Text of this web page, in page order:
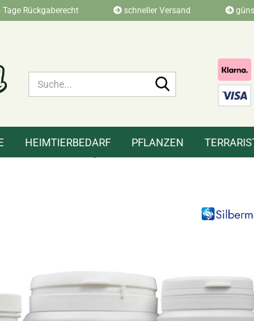
Tage Rückgaberecht schneller Versand
HEIMTIERBEDARF PFLANZEN